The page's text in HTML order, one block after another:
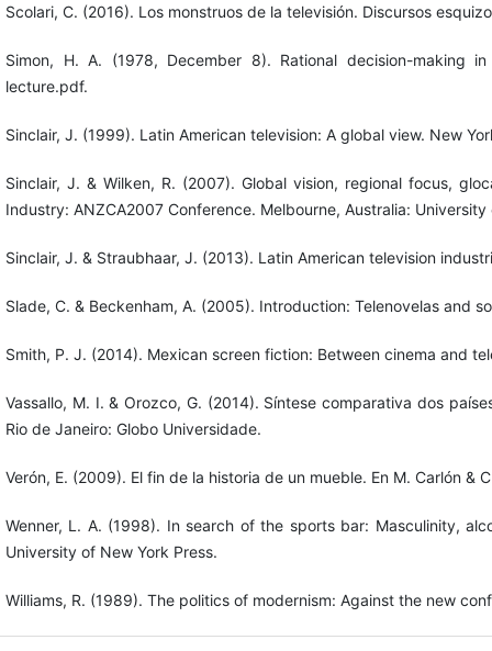
Scolari, C. (2016). Los monstruos de la televisión. Discursos
Simon, H. A. (1978, December 8). Rational decision-making in
lecture.pdf.
Sinclair, J. (1999). Latin American television: A global view. New
Sinclair, J. & Wilken, R. (2007). Global vision, regional focus,
Industry: ANZCA2007 Conference. Melbourne, Australia:
Sinclair, J. & Straubhaar, J. (2013). Latin American television
Slade, C. & Beckenham, A. (2005). Introduction: Telenovelas and
Smith, P. J. (2014). Mexican screen fiction: Between cinema and
Vassallo, M. I. & Orozco, G. (2014). Síntese comparativa dos
Rio de Janeiro: Globo Universidade.
Verón, E. (2009). El fin de la historia de un mueble. En M. Carlón
Wenner, L. A. (1998). In search of the sports bar: Masculinity,
University of New York Press.
Williams, R. (1989). The politics of modernism: Against the new